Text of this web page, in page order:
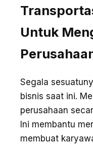
Untuk
Segala
bisnis saat ini.
perusahaan
Ini membantu
membuat